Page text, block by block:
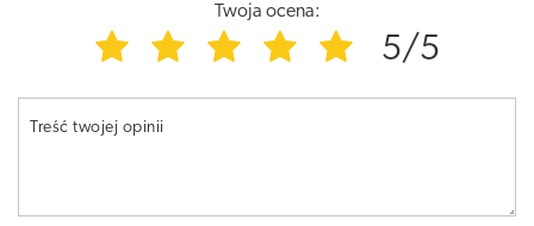
Twoja ocena:
5/5
Treść twojej opinii